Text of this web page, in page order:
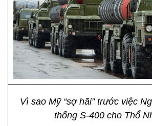
Vì sao Mỹ “sợ hãi” trước việc
thống S-400 cho Thổ